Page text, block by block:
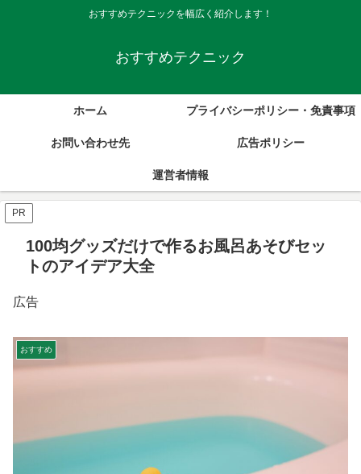
おすすめテクニックを幅広く紹介します！
おすすめテクニック
ホーム プライバシーポリシー・免責事項
お問い合わせ先 広告ポリシー
運営者情報
PR
100均グッズだけで作るお風呂あそびセッ
トのアイデア大全
広告
おすすめ